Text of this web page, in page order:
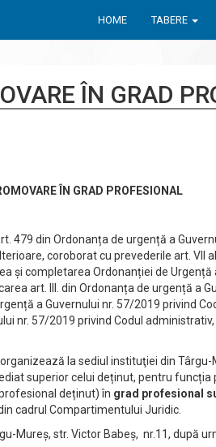
HOME TABERE
ÎN GRAD
ÎN GRAD PROFESIONAL
479 din Ordonanța de urgență a
coroborat cu prevederile art. VII
și completarea Ordonanției de Urgență
art. III. din Ordonanța de urgență a
a Guvernului nr. 57/2019 privind
nr. 57/2019 privind Codul
organizează la sediul instituţiei din Târgu-
superior celui deținut, pentru funcția
deținut) în grad profesional
cadrul Compartimentului Juridic.
Mureș, str. Victor Babeș, nr.11, după